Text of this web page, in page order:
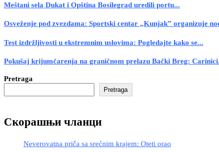
Meštani sela Dukat i Opština Bosilegrad uredili portu...
Osveženje pod zvezdama: Sportski centar „Kunjak” organizuje
Test izdržljivosti u ekstremnim uslovima: Pogledajte kako se...
Pokušaj krijumčarenja na graničnom prelazu Bački Breg:
Pretraga
Pretraga
Скорашњи чланци
Neverovatna priča sa srećnim krajem: Oteti orao